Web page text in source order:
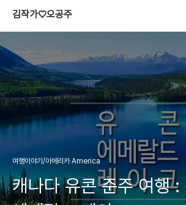
김작가♡오공주
여행이야기/아메리카 America
캐나다 유콘 준주 여행 :